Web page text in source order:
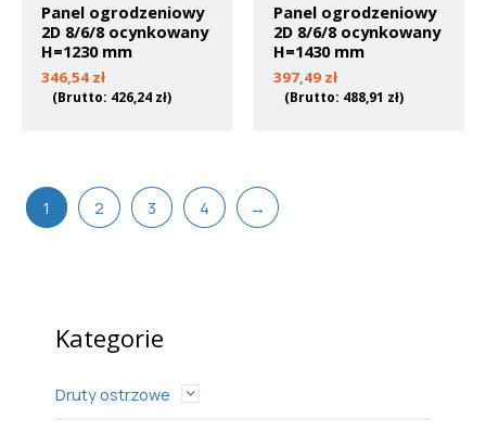
Kategorie
Druty ostrzowe
Panel ogrodzeniowy
2D 8/6/8 ocynkowany
H=1230 mm
346,54 zł
(Brutto: 426,24 zł)
Panel ogrodzeniowy
2D 8/6/8 ocynkowany
H=1430 mm
397,49 zł
(Brutto: 488,91 zł)
1 2 3 4 →